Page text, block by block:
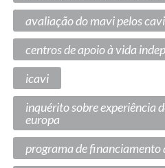
avaliação do mavi pelos cavi
centros de apoio à vida
icavi
inquérito sobre experiência
europa
programa de financiamento